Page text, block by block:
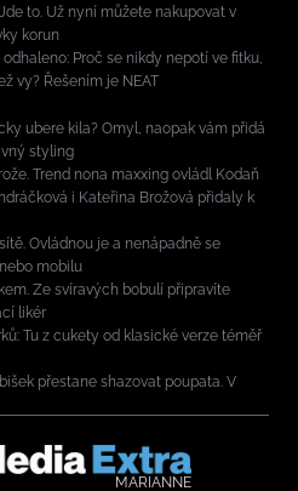
to. Už nyní můžete nakupovat v
korun
Proč se nikdy nepotí ve fitku,
vy? Řešením je NEAT
ubere kila? Omyl, naopak vám přidá
styling
Trend nona maxxing ovládl Kodaň
i Kateřina Brožová přidaly k
Ovládnou je a nenápadně se
mobilu
Ze svíravých bobulí připravíte
likér
Tu z cukety od klasické verze téměř
přestane shazovat poupata. V
MARIANNE